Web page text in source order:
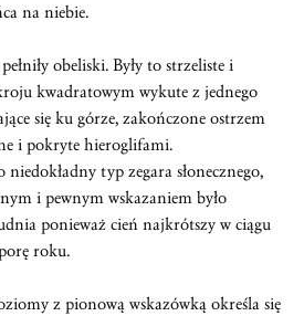
na niebie.
obeliski. Były to strzeliste i
kwadratowym wykute z jednego
się ku górze, zakończone ostrzem
i pokryte hieroglifami.
typ zegara słonecznego,
i pewnym wskazaniem było
ponieważ cień najkrótszy w ciągu
roku.
z pionową wskazówką określa się